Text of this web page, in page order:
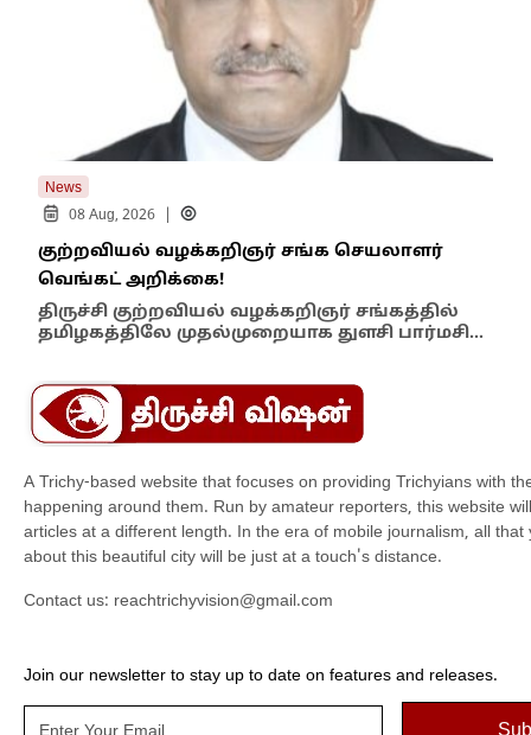
News
08 Aug, 2026
குற்றவியல் வழக்கறிஞர் சங்க செயலாளர்
வெங்கட் அறிக்கை!
திருச்சி குற்றவியல் வழக்கறிஞர் சங்கத்தில்
தமிழகத்திலே முதல்முறையாக துளசி பார்மசி…
A Trichy-based website that focuses on providing Trichyians with
happening around them. Run by amateur reporters, this website
articles at a different length. In the era of mobile journalism, all that
about this beautiful city will be just at a touch's distance.
Contact us: reachtrichyvision@gmail.com
Join our newsletter to stay up to date on features and releases.